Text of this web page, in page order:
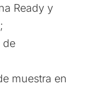
Ready y
de
muestra en